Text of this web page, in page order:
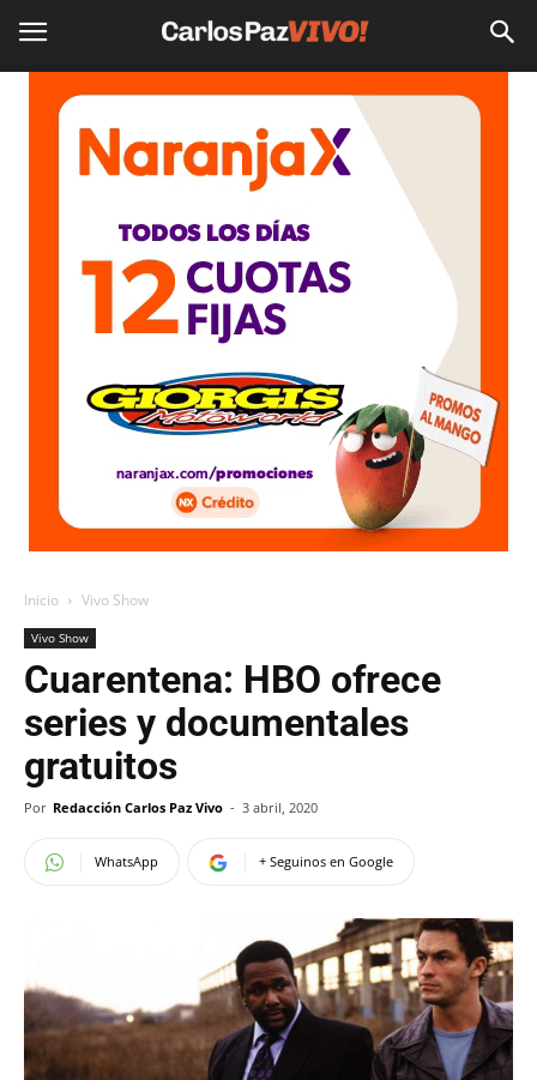
Inicio Vivo Show
Vivo Show
Cuarentena: HBO ofrece
series y documentales
gratuitos
Por Redacción Carlos Paz Vivo - 3 abril, 2020
WhatsApp + Seguinos en Google